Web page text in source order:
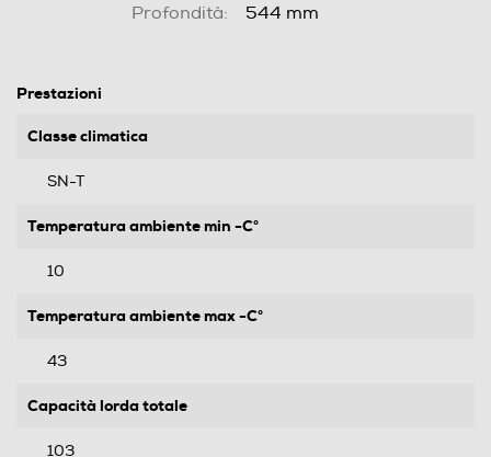
Profondità:
544 mm
Prestazioni
Classe climatica
SN-T
Temperatura ambiente min -C°
10
Temperatura ambiente max -C°
43
Capacità lorda totale
103